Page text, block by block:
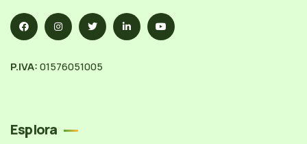
P.IVA:01576051005
Esplora